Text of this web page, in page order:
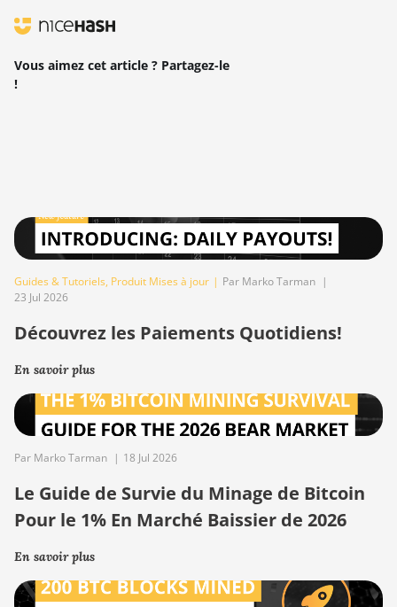
Vous aimez cet article ? Partagez-le
!
Guides & Tutoriels, Produit Mises à jour | Par Marko Tarman |
23 Jul 2026
Découvrez les Paiements Quotidiens!
En savoir plus
Par Marko Tarman | 18 Jul 2026
Le Guide de Survie du Minage de Bitcoin
Pour le 1% En Marché Baissier de 2026
En savoir plus